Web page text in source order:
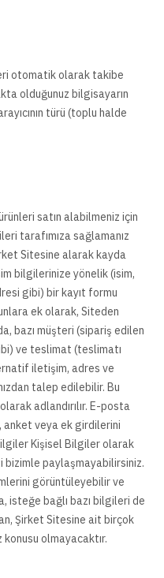
otomatik olarak takibe
olduğunuz bilgisayarın
türü (toplu halde
satın alabilmeniz için
tarafımıza sağlamanız
Sitesine alarak kayda
bilgilerinize yönelik (isim,
gibi) bir kayıt formu
ek olarak, Siteden
bazı müşteri (sipariş edilen
ve teslimat (teslimatı
iletişim, adres ve
talep edilebilir. Bu
adlandırılır. E-posta
anket veya ek girdilerini
Kişisel Bilgiler olarak
paylaşmayabilirsiniz.
görüntüleyebilir ve
isteğe bağlı bazı bilgileri de
Şirket Sitesine ait birçok
olmayacaktır.